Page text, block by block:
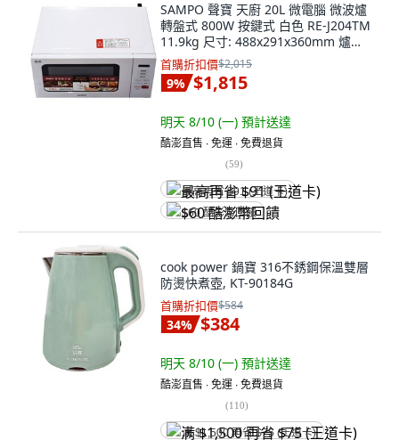
SAMPO 聲寶 天廚 20L 微電腦 微波爐
轉盤式 800W 按鍵式 白色 RE-J204TM
11.9kg 尺寸: 488x291x360mm 爐內
尺寸: 寬30.6*深30.4*高20.6cm 無保
固
首購折扣價$2,015
9% $1,815
明天 8/10 (一) 預計送達
酷澎直售 ∙ 免運 ∙ 免費退貨
(59)
最高再省 $91 (王道卡)
$60 酷澎幣回饋
cook power 鍋寶 316不銹鋼保溫雙層
防燙快煮壺, KT-90184G
首購折扣價$584
34% $384
明天 8/10 (一) 預計送達
酷澎直售 ∙ 免運 ∙ 免費退貨
(110)
满 $1,500 再省 $75 (王道卡)